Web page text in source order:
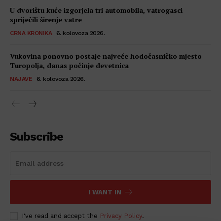
U dvorištu kuće izgorjela tri automobila, vatrogasci
spriječili širenje vatre
CRNA KRONIKA 6. kolovoza 2026.
Vukovina ponovno postaje najveće hodočasničko mjesto
Turopolja, danas počinje devetnica
NAJAVE 6. kolovoza 2026.
Subscribe
I WANT IN
I've read and accept the Privacy Policy.